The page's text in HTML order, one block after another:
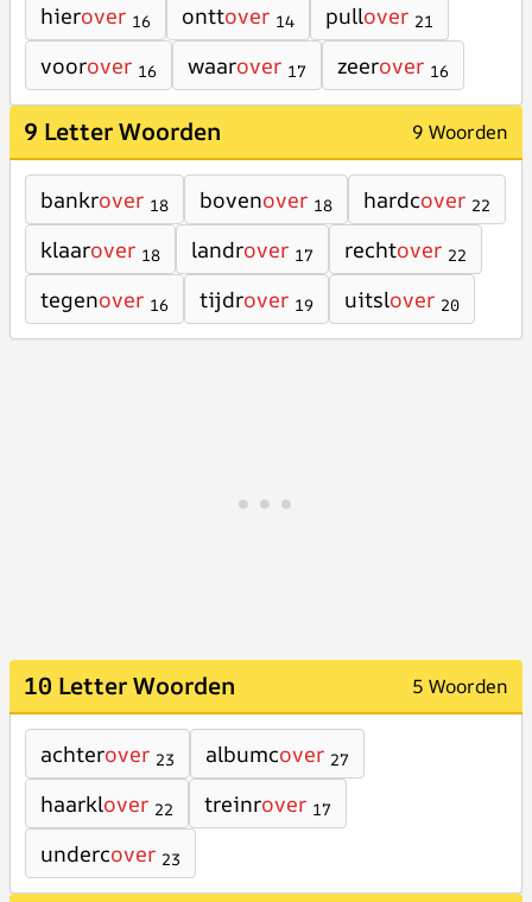
hierover 16 onttover 14 pullover 21
voorover 16 waarover 17 zeerover 16
9 Letter Woorden 9 Woorden
bankrover 18 bovenover 18 hardcover 22
klaarover 18 landrover 17 rechtover 22
tegenover 16 tijdrover 19 uitslover 20
10 Letter Woorden 5 Woorden
achterover 23 albumcover 27
haarklover 22 treinrover 17
undercover 23